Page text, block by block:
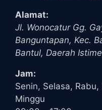
Alamat:
Jl. Wonocatur Gg.
Banguntapan, Kec.
Bantul, Daerah
Jam:
Senin, Selasa,
Minggu